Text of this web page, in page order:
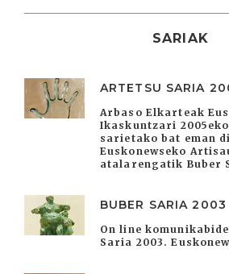
SARIAK
ARTETSU SARIA
Arbaso Elkarteak
Ikaskuntzari
sarietako bat eman
Euskonewseko
atalarengatik Buber
BUBER SARIA 2003
On line
Saria 2003.